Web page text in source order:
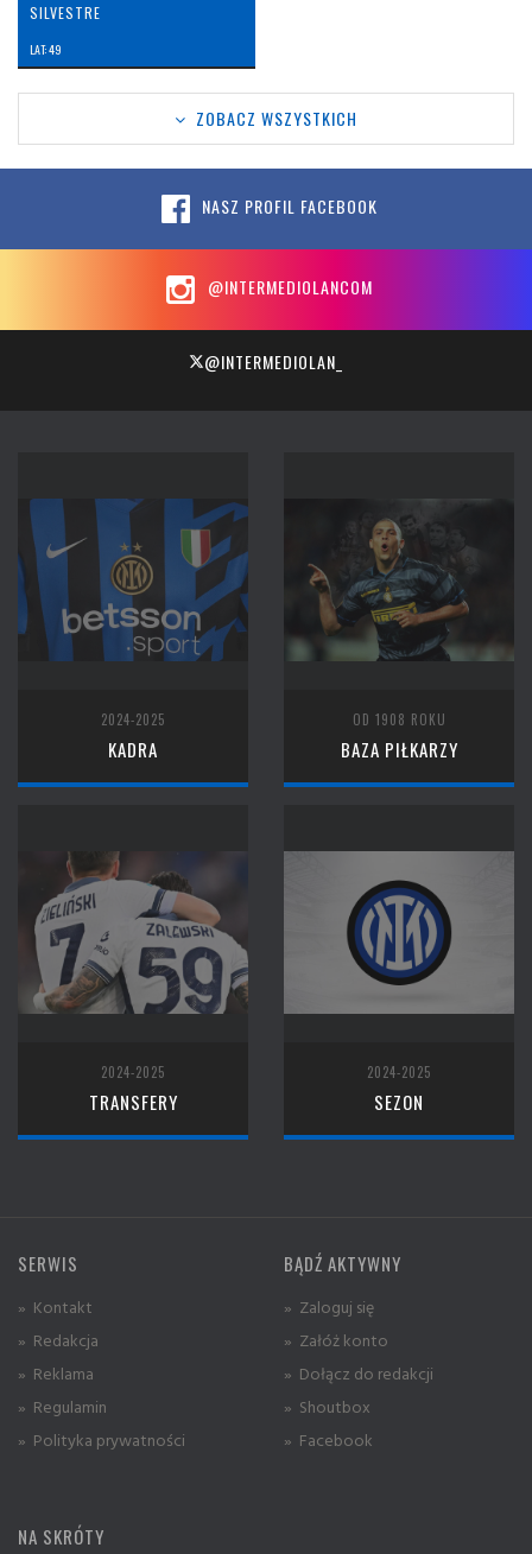
SILVESTRE
LAT: 49
ZOBACZ WSZYSTKICH
NASZ PROFIL FACEBOOK
@INTERMEDIOLANCOM
@INTERMEDIOLAN_
2024-2025
KADRA
OD 1908 ROKU
BAZA PIŁKARZY
2024-2025
TRANSFERY
2024-2025
SEZON
SERWIS
» Kontakt
» Redakcja
» Reklama
» Regulamin
» Polityka prywatności
BĄDŹ AKTYWNY
» Zaloguj się
» Załóż konto
» Dołącz do redakcji
» Shoutbox
» Facebook
NA SKRÓTY